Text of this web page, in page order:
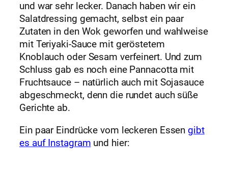
und war sehr lecker. Danach haben wir ein
Salatdressing gemacht, selbst ein paar
Zutaten in den Wok geworfen und wahlweise
mit Teriyaki-Sauce mit geröstetem
Knoblauch oder Sesam verfeinert. Und zum
Schluss gab es noch eine Pannacotta mit
Fruchtsauce – natürlich auch mit Sojasauce
abgeschmeckt, denn die rundet auch süße
Gerichte ab.
Ein paar Eindrücke vom leckeren Essen gibt
es auf Instagram und hier: